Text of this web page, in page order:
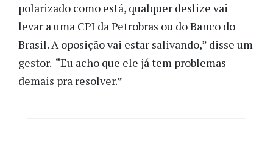
polarizado como está, qualquer deslize vai
levar a uma CPI da Petrobras ou do Banco do
Brasil. A oposição vai estar salivando,” disse um
gestor. “Eu acho que ele já tem problemas
demais pra resolver.”